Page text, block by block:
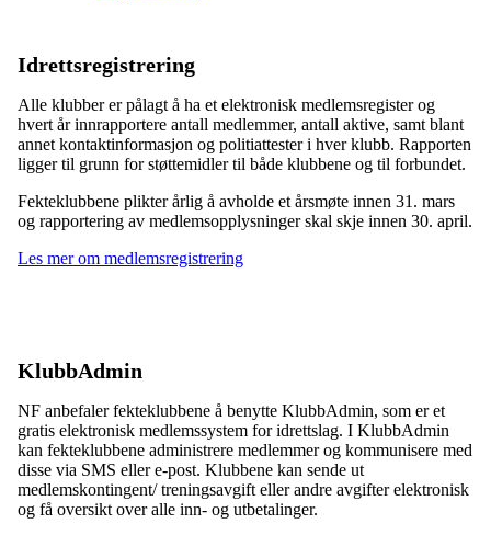
Idrettsregistrering
Alle klubber er pålagt å ha et elektronisk medlemsregister og
hvert år innrapportere antall medlemmer, antall aktive, samt blant
annet kontaktinformasjon og politiattester i hver klubb. Rapporten
ligger til grunn for støttemidler til både klubbene og til forbundet.
Fekteklubbene plikter årlig å avholde et årsmøte innen 31. mars
og rapportering av medlemsopplysninger skal skje innen 30. april.
Les mer om medlemsregistrering
KlubbAdmin
NF anbefaler fekteklubbene å benytte KlubbAdmin, som er et
gratis elektronisk medlemssystem for idrettslag. I KlubbAdmin
kan fekteklubbene administrere medlemmer og kommunisere med
disse via SMS eller e-post. Klubbene kan sende ut
medlemskontingent/ treningsavgift eller andre avgifter elektronisk
og få oversikt over alle inn- og utbetalinger.